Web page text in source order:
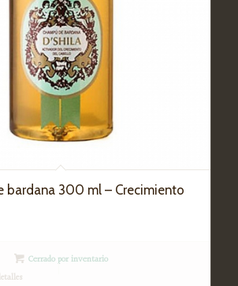
bardana 300 ml – Crecimiento
Cerrado por inventario